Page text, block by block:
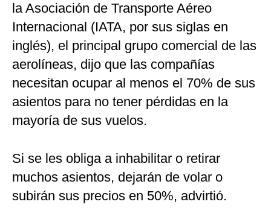
la Asociación de Transporte Aéreo
Internacional (IATA, por sus siglas en
inglés), el principal grupo comercial de las
aerolíneas, dijo que las compañías
necesitan ocupar al menos el 70% de sus
asientos para no tener pérdidas en la
mayoría de sus vuelos.
Si se les obliga a inhabilitar o retirar
muchos asientos, dejarán de volar o
subirán sus precios en 50%, advirtió.